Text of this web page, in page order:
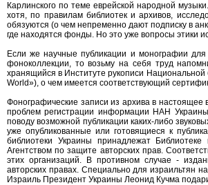
Карлинского по теме еврейской народной
хотя, по правилам библиотек и архивов,
обязуются (о чем непременно дают подписку в
где находятся фонды. Но это уже вопросы этики
Если же научные публикации и монографии
фоноколлекции, то возьму на себя труд
хранящийся в Институте рукописи
World»), о чем имеется соответствующий
Фонографические записи из архива в
проблем регистрации информации НАН
поводу возможной публикации каких-либо
уже опубликованные или готовящиеся к
библиотеки Украины принадлежат
Агентством по защите авторских прав.
этих организаций. В противном случае -
авторских правах. Специально для израильтян
Израиль Президент Украины Леонид Кучма